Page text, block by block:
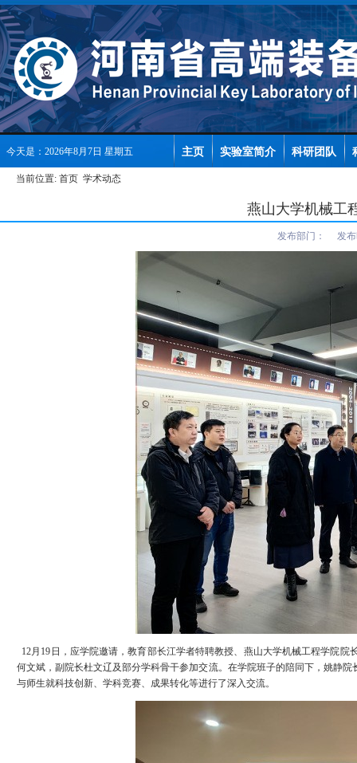
今天是：2026年8月7日 星期五 主页 实验室简介 科研团队
当前位置: 首页 学术动态
燕山大学机械工
发布部门： 发布
12月19日，应学院邀请，教育部长江学者特聘教授、燕山大学机械工程学院
何文斌，副院长杜文辽及部分学科骨干参加交流。 在学院班子的陪同下，姚静院
与师生就科技创新、学科竞赛、成果转化等进行了深入交流。